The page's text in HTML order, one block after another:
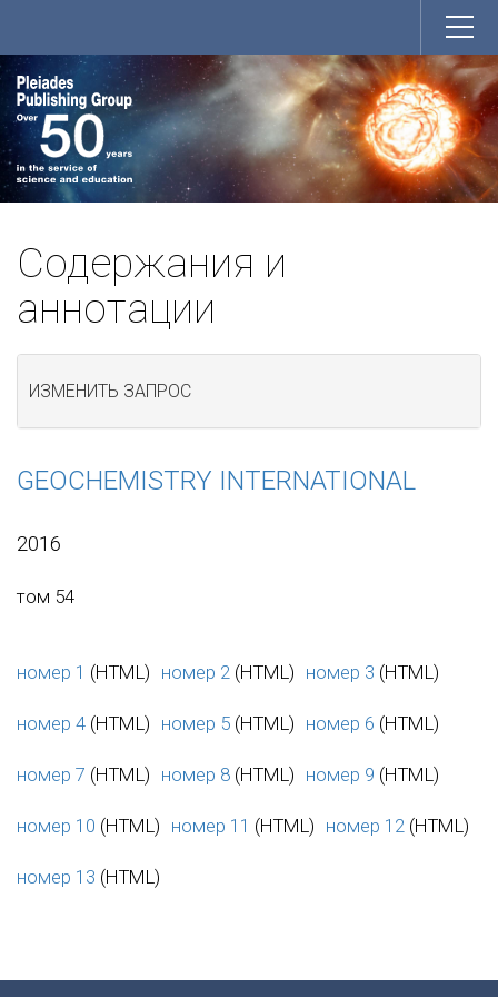
Содержания и
аннотации
ИЗМЕНИТЬ ЗАПРОС
GEOCHEMISTRY INTERNATIONAL
2016
том 54
номер 1 (HTML) номер 2 (HTML) номер 3 (HTML)
номер 4 (HTML) номер 5 (HTML) номер 6 (HTML)
номер 7 (HTML) номер 8 (HTML) номер 9 (HTML)
номер 10 (HTML) номер 11 (HTML) номер 12 (HTML)
номер 13 (HTML)